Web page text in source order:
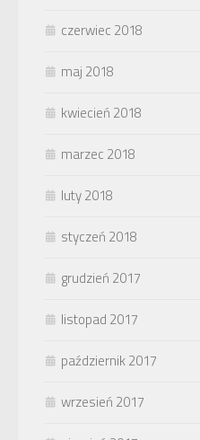
czerwiec 2018
maj 2018
kwiecień 2018
marzec 2018
luty 2018
styczeń 2018
grudzień 2017
listopad 2017
październik 2017
wrzesień 2017